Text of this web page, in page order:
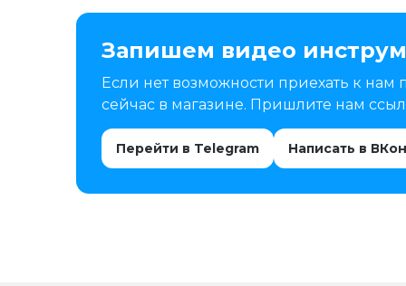
Запишем видео
Если нет возможности приехать к
сейчас в магазине. Пришлите нам
Перейти в Telegram Написать в